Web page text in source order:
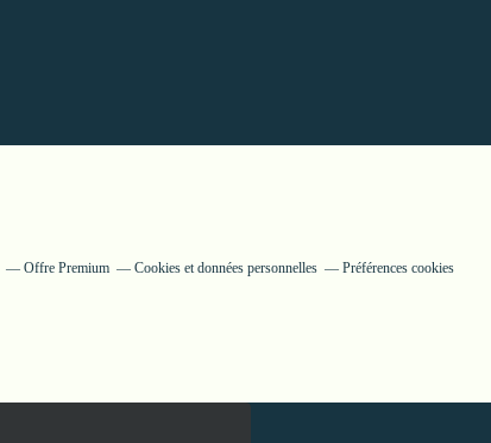
Offre Premium Cookies et données personnelles Préférences cookies